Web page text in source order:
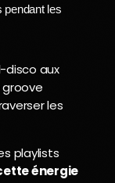
pendant les
disco aux
groove
les
playlists
énergie